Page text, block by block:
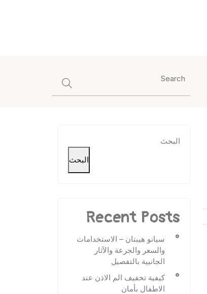
البحث
البحث
Recent Posts
سيانو هيبتان – الاستخدامات
والسعر والجرعة والآثار
الجانبية بالتفصيل
كيفية تخفيف الم الاذن عند
الاطفال بأمان